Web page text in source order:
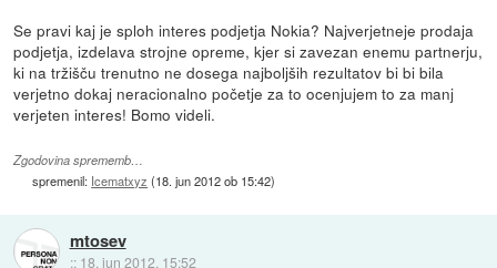
Se pravi kaj je sploh interes podjetja Nokia? Najverjetneje prodaja
podjetja, izdelava strojne opreme, kjer si zavezan enemu partnerju,
ki na tržišču trenutno ne dosega najboljših rezultatov bi bi bila
verjetno dokaj neracionalno početje za to ocenjujem to za manj
verjeten interes! Bomo videli.
Zgodovina sprememb…
spremenil: Icematxyz (18. jun 2012 ob 15:42)
mtosev
:: 18. jun 2012, 15:52